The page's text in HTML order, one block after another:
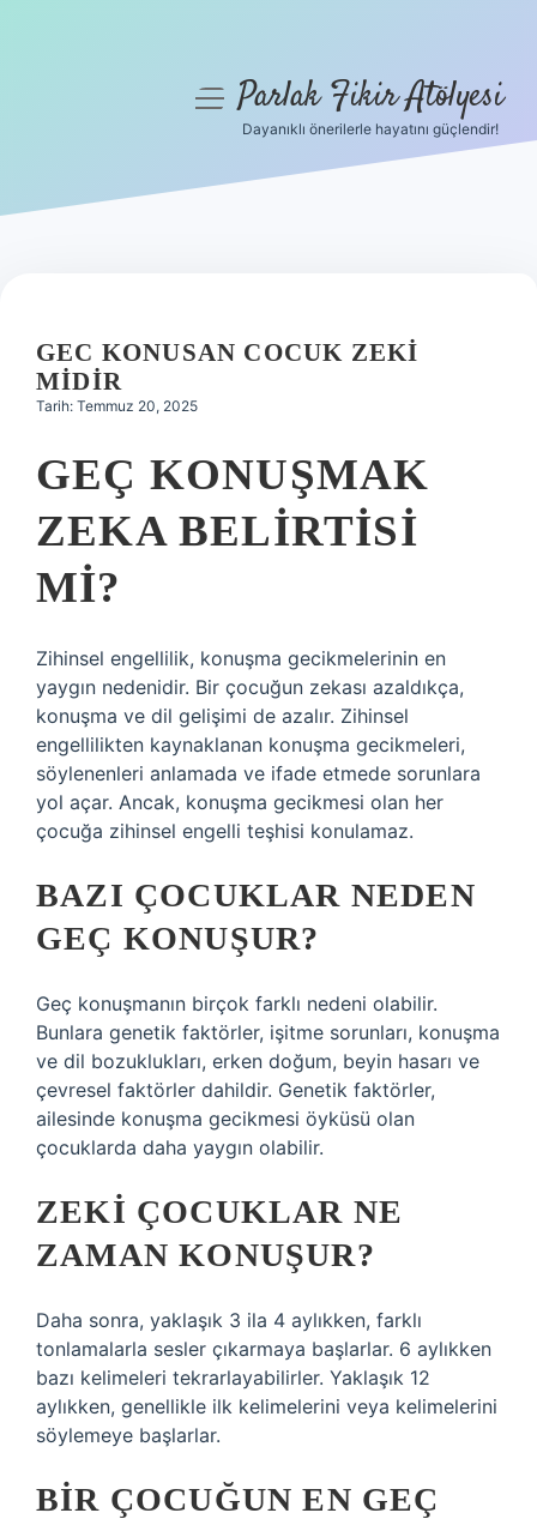
Hakkımızda
menüyüParlak Fikir Atölyesi
Dayanıklı önerilerle hayatını güçlendir!
GEC KONUSAN COCUK ZEKI
MIDIR
Tarih: Temmuz 20, 2025
GEÇ KONUŞMAK
ZEKA BELIRTISI
MI?
Zihinsel engellilik, konuşma gecikmelerinin en
yaygın nedenidir. Bir çocuğun zekası azaldıkça,
konuşma ve dil gelişimi de azalır. Zihinsel
engellilikten kaynaklanan konuşma gecikmeleri,
söylenenleri anlamada ve ifade etmede sorunlara
yol açar. Ancak, konuşma gecikmesi olan her
çocuğa zihinsel engelli teşhisi konulamaz.
BAZI ÇOCUKLAR NEDEN
GEÇ KONUŞUR?
Geç konuşmanın birçok farklı nedeni olabilir.
Bunlara genetik faktörler, işitme sorunları, konuşma
ve dil bozuklukları, erken doğum, beyin hasarı ve
çevresel faktörler dahildir. Genetik faktörler,
ailesinde konuşma gecikmesi öyküsü olan
çocuklarda daha yaygın olabilir.
ZEKI ÇOCUKLAR NE
ZAMAN KONUŞUR?
Daha sonra, yaklaşık 3 ila 4 aylıkken, farklı
tonlamalarla sesler çıkarmaya başlarlar. 6 aylıkken
bazı kelimeleri tekrarlayabilirler. Yaklaşık 12
aylıkken, genellikle ilk kelimelerini veya kelimelerini
söylemeye başlarlar.
BIR ÇOCUĞUN EN GEÇ